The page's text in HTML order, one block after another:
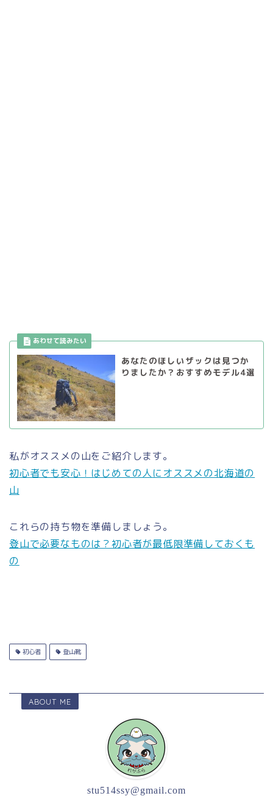
あなたのほしいザックは見つか
りましたか？おすすめモデル4選
私がオススメの山をご紹介します。
初心者でも安心！はじめての人にオススメの北海道の
山
これらの持ち物を準備しましょう。
登山で必要なものは？初心者が最低限準備しておくも
の
初心者 登山靴
ABOUT ME
stu514ssy@gmail.com